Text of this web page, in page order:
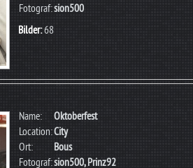
Fotograf:sion500
Bilder:68
Name:
Oktoberfest
Location:City
Ort:
Bous
Fotograf:sion500, Prinz92